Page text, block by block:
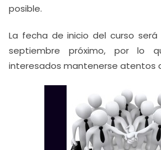
posible.
La fecha de inicio del curso
septiembre próximo, por lo
interesados mantenerse atentos